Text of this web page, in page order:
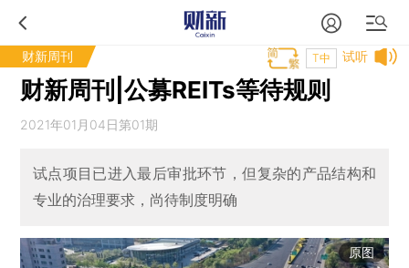
财新周刊 试听
T中
财新周刊|公募REITs等待规则
2021年01月04日第01期
试点项目已进入最后审批环节，但复杂的产品结构和
专业的治理要求，尚待制度明确
原图